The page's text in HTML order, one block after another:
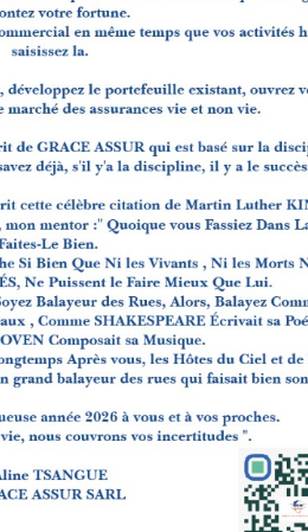
agence 5j/7
avenue de
À 200 mètres de la
hôtel de l'air